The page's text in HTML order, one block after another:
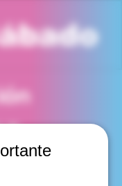
m.
Viña del Mar,